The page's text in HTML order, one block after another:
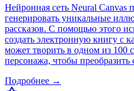
Нейронная сеть Neural Canvas
генерировать уникальные
рассказов. С помощью этого
создать электронную книгу с
может творить в одном из 100
персонажа, чтобы
Подробнее →